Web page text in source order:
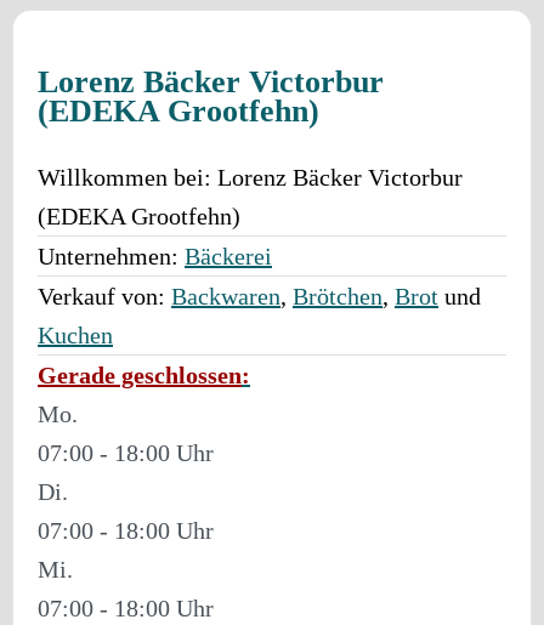
Lorenz Bäcker Victorbur
(EDEKA Grootfehn)
Willkommen bei: Lorenz Bäcker Victorbur
(EDEKA Grootfehn)
Unternehmen: Bäckerei
Verkauf von: Backwaren, Brötchen, Brot und
Kuchen
Gerade geschlossen:
Mo.
07:00 - 18:00
Di.
07:00 - 18:00
Mi.
07:00 - 18:00